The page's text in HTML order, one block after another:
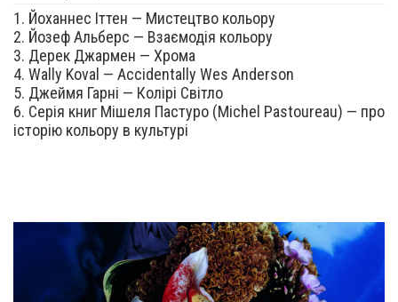
1. Йоханнес Іттен — Мистецтво кольору
2. Йозеф Альберс — Взаємодія кольору
3. Дерек Джармен — Хрома
4. Wally Koval — Accidentally Wes Anderson
5. Джеймя Гарні — Колірі Світло
6. Серія книг Мішеля Пастуро (Michel Pastoureau) — про
історію кольору в культурі